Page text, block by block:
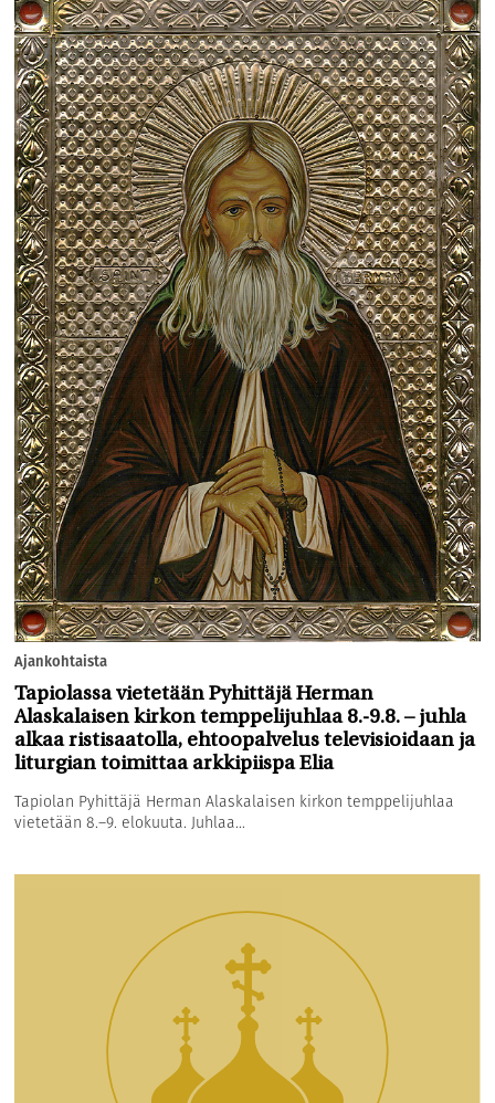
Ajankohtaista
Tapiolassa vietetään Pyhittäjä Herman
Alaskalaisen kirkon temppelijuhlaa 8.-9.8. – juhla
alkaa ristisaatolla, ehtoopalvelus televisioidaan ja
liturgian toimittaa arkkipiispa Elia
Tapiolan Pyhittäjä Herman Alaskalaisen kirkon temppelijuhlaa
vietetään 8.–9. elokuuta. Juhlaa...